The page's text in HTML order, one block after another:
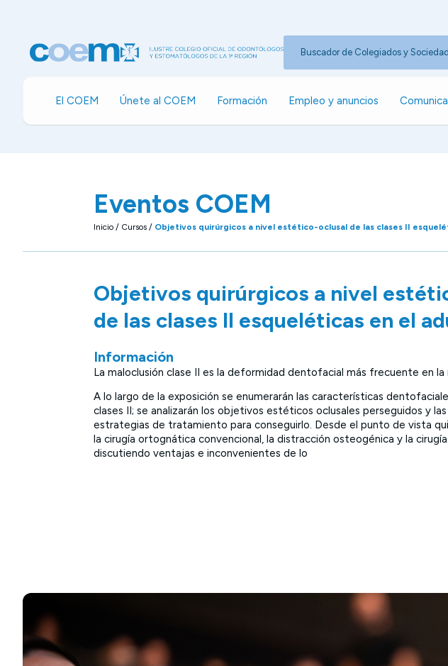
Buscador de Colegiados y
El COEM Únete al COEM Formación Empleo y anuncios
Eventos COEM
Inicio / Cursos / Objetivos quirúrgicos a nivel estético-oclusal de las clases II
Objetivos quirúrgicos a nivel
de las clases II esqueléticas en el
Información
La maloclusión clase II es la deformidad dentofacial más frecuente en la
A lo largo de la exposición se enumerarán las características
clases II; se analizarán los objetivos estéticos oclusales perseguidos y
estrategias de tratamiento para conseguirlo. Desde el punto de vista
la cirugía ortognática convencional, la distracción osteogénica y la
discutiendo ventajas e inconvenientes de lo